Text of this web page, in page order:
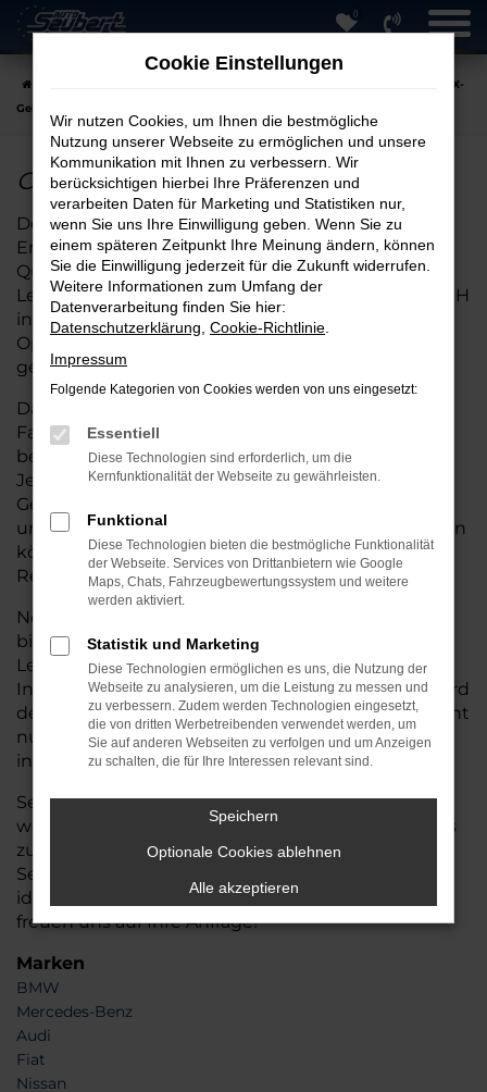
Zum
Hauptinhalt
springen
0
Opel-Grandland X-
Gebrauchtwagen
Opel-Grandland X-Gebrauchtwagen
Der Kauf eines Gebrauchtwagensist eine smarte
Entscheidung – besonders, wenn Sie Wert auf
Qualität, Transparenz und ein starkes Preis-
Leistungs-Verhältnis legen. Bei Auto Seubert GmbH
in Straubing erwartet Sie eine große Auswahl an
Opel-Grandland X Gebrauchtwagen, die sorgfältig
geprüft und technisch einwandfrei sind.
Dank unserer langjährigen Erfahrung im
Fahrzeughandel unterstützen wir Sie zuverlässig
bei der Auswahl des passenden Opel-Grandland X.
Jedes Fahrzeug in unserem
Gebrauchtwagenbestand durchläuft einen
umfassenden Qualitätscheck, sodass Sie sicher sein
können, ein zuverlässiges Auto mit hoher
Restlaufzeit zu erwerben.
Neben attraktiven Gebrauchtwagenangeboten
bieten wir Ihnen flexible Finanzierungs- und
Leasinglösungen sowie die unkomplizierte
Inzahlungnahme Ihres aktuellen Fahrzeugs. So wird
der Fahrzeugwechsel bei Auto Seubert GmbH nicht
nur einfach, sondern auch wirtschaftlich
interessant.
Selbstverständlich kümmern wir uns auch um alle
weiteren Schritte – von der Fahrzeugzulassung bis
zur passenden Versicherung. Besuchen Sie Auto
Seubert GmbH in Straubing und finden Sie Ihren
idealen Opel-Grandland X Gebrauchtwagen. Wir
freuen uns auf Ihre Anfrage!
Marken
BMW
Mercedes-Benz
Audi
Fiat
Nissan
Cookie Einstellungen
Wir nutzen Cookies, um Ihnen die bestmögliche
Nutzung unserer Webseite zu ermöglichen und unsere
Kommunikation mit Ihnen zu verbessern. Wir
berücksichtigen hierbei Ihre Präferenzen und
verarbeiten Daten für Marketing und Statistiken nur,
wenn Sie uns Ihre Einwilligung geben. Wenn Sie zu
einem späteren Zeitpunkt Ihre Meinung ändern, können
Sie die Einwilligung jederzeit für die Zukunft widerrufen.
Weitere Informationen zum Umfang der
Datenverarbeitung finden Sie hier:
Datenschutzerklärung Cookie-Richtlinie
Impressum
Folgende Kategorien von Cookies werden von uns eingesetzt:
Essentiell
Diese Technologien sind erforderlich, um die
Kernfunktionalität der Webseite zu gewährleisten.
Funktional
Diese Technologien bieten die bestmögliche Funktionalität
der Webseite. Services von Drittanbietern wie Google
Maps, Chats, Fahrzeugbewertungssystem und weitere
werden aktiviert.
Statistik und Marketing
Diese Technologien ermöglichen es uns, die Nutzung der
Webseite zu analysieren, um die Leistung zu messen und
zu verbessern. Zudem werden Technologien eingesetzt,
die von dritten Werbetreibenden verwendet werden, um
Sie auf anderen Webseiten zu verfolgen und um Anzeigen
zu schalten, die für Ihre Interessen relevant sind.
Speichern
Optionale Cookies ablehnen
Alle akzeptieren